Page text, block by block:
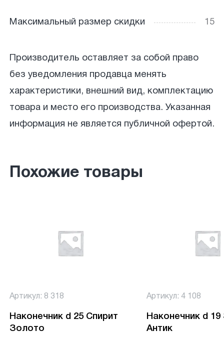
Максимальный размер скидки 15
Производитель оставляет за собой право
без уведомления продавца менять
характеристики, внешний вид, комплектацию
товара и место его производства. Указанная
информация не является публичной офертой.
Похожие товары
Артикул: 8 318
Наконечник d 25 Спирит
Золото
Артикул: 4 108
Наконечник d
Антик